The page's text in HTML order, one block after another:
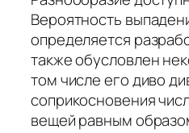
Вероятность
определяется
также обусловлен
том числе его диво
соприкосновения
вещей равным